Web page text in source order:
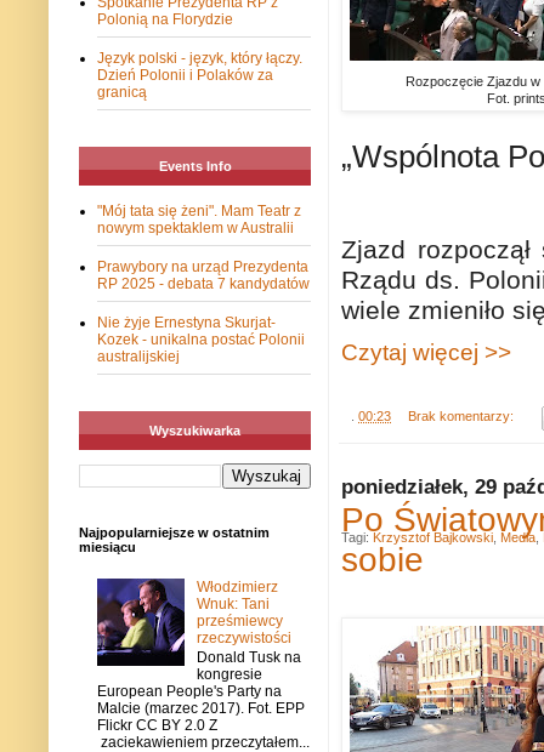
Rozpoczęcie Zjazdu w
Fot.
„Wspólnota
Zjazd
Rządu ds.
wiele zmieniło
Czytaj więcej >>
00:23 Brak komentarzy:
poniedziałek, 29
Po
sobie
Tagi: Krzysztof Bajkowski Media
Polonią na Florydzie
Język polski - język, który łączy.
Dzień Polonii i Polaków za
granicą
Events Info
"Mój tata się żeni". Mam Teatr z
nowym spektaklem w Australii
Prawybory na urząd Prezydenta
RP 2025 - debata 7 kandydatów
Nie żyje Ernestyna Skurjat-
Kozek - unikalna postać Polonii
australijskiej
Wyszukiwarka
Najpopularniejsze w ostatnim
miesiącu
Włodzimierz
Wnuk: Tani
prześmiewcy
rzeczywistości
Donald Tusk na
kongresie
European People's Party na
Malcie (marzec 2017). Fot. EPP
Flickr CC BY 2.0 Z
zaciekawieniem przeczytałem...